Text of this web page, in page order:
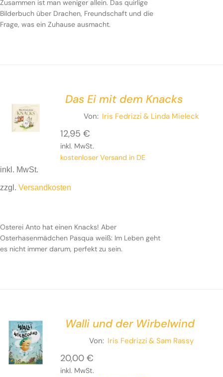
Zusammen ist man weniger allein. Das quirlige
Bilderbuch über Drachen, Freundschaft und die
Frage, was ein Zuhause ausmacht.
Das Ei mit dem Knacks
Von: Iris Fedrizzi & Linda Mieleck
12,95 €
inkl. MwSt.
kostenloser Versand in DE
inkl. MwSt.
zzgl. Versandkosten
Osterei Anto hat einen Knacks! Aber
Osterhasenmädchen Pasqua weiß: Im Leben geht
es nicht immer darum, perfekt zu sein.
Walli und der Wirbelwind
Von: Iris Fedrizzi & Sam Rassy
20,00 €
inkl. MwSt.